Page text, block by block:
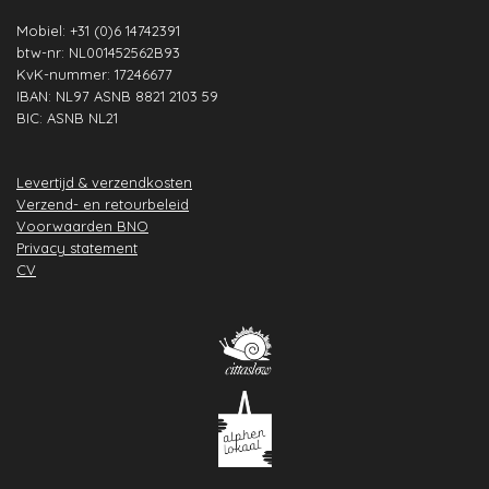
Mobiel: +31 (0)6 14742391
btw-nr: NL001452562B93
KvK-nummer: 17246677
IBAN: NL97 ASNB 8821 2103 59
BIC: ASNB NL21
Levertijd & verzendkosten
Verzend- en retourbeleid
Voorwaarden BNO
Privacy statement
CV